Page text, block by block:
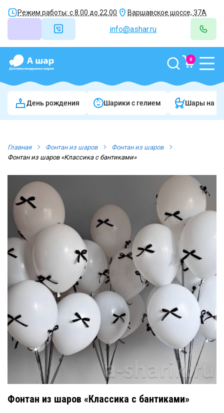
Режим работы: с 8.00 до 22.00 Варшавское шоссе, 37А
info@ashar.ru
0
День рождения Шарики c гелием Шары на
Главная Фонтан из шаров
Фонтан из шаров
Фонтан из шаров «Классика с бантиками»
Фонтан из шаров «Классика с бантиками»